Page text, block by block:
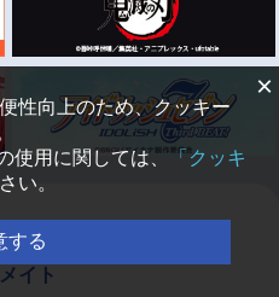
イト
×
性向上のため、クッキー
使用に関しては、「クッキ
い。
する